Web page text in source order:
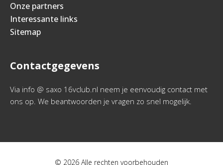
Onze partners
Interessante links
Sitemap
Contactgegevens
Via info @ saxo 16vclub.nl neem je eenvoudig contact met
ons op. We beantwoorden je vragen zo snel mogelijk.
© 2026 Alle rechten voorbehouden